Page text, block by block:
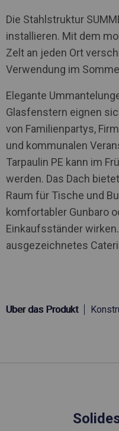
Die Stahlstruktur
installieren. Mit dem
Zelt an jeden Ort
Verwendung im
Elegante
Glasfenstern eignen
von Familienpartys,
und kommunalen
Tarpaulin PE kann im
werden. Das Dach
Raum für Tische und
komfortabler Gunbaro
Einkaufsständer
ausgezeichnetes
Über das Produkt